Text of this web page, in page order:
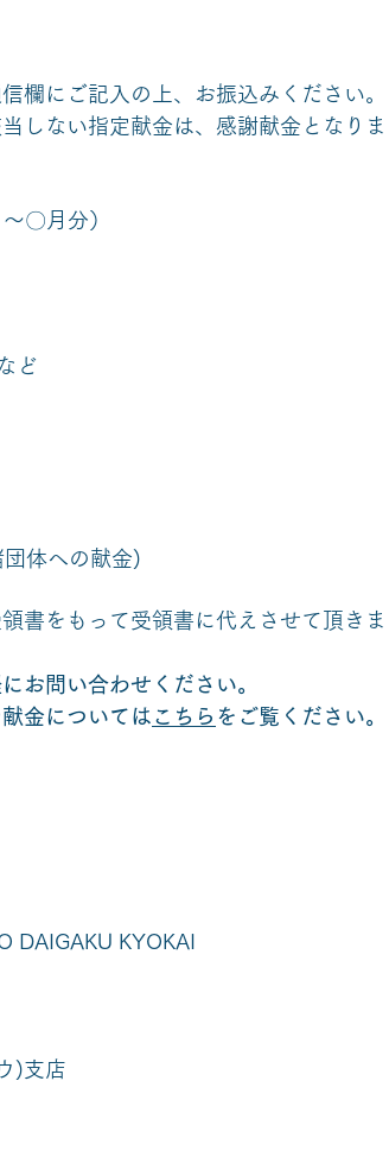
欄にご記入の上、お振込みください。
ない指定献金は、感謝献金となりま
〇月分）
　など
団体への献金)
書をもって受領書に代えさせて頂き
お問い合わせください。
金については こちら をご覧ください。
DAIGAKU KYOKAI
)支店